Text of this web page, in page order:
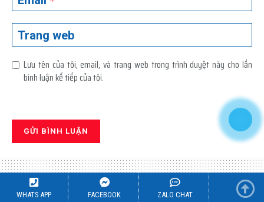
Trang web
Lưu tên của tôi, email, và trang web trong trình duyệt này cho lần
bình luận kế tiếp của tôi.
WHATS APP FACEBOOK ZALO CHAT